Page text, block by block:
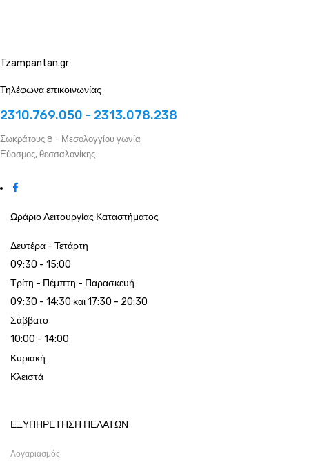
Tzampantan.gr
Τηλέφωνα επικοινωνίας
2310.769.050 - 2313.078.238
Σωκράτους 8 - Μεσολογγίου γωνία
Εύοσμος, θεσσαλονίκης.
Ωράριο Λειτουργίας Καταστήματος
Δευτέρα - Τετάρτη
09:30 - 15:00
Τρίτη - Πέμπτη - Παρασκευή
09:30 - 14:30 και 17:30 - 20:30
Σάββατο
10:00 - 14:00
Κυριακή
Κλειστά
ΕΞΥΠΗΡΕΤΗΣΗ ΠΕΛΑΤΩΝ
Λογαριασμός